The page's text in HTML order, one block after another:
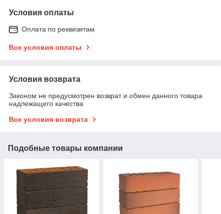
Условия оплаты
Оплата по реквизитам
Все условия оплаты
Условия возврата
Законом не предусмотрен возврат и обмен данного товара
надлежащего качества
Все условия возврата
Подобные товары компании